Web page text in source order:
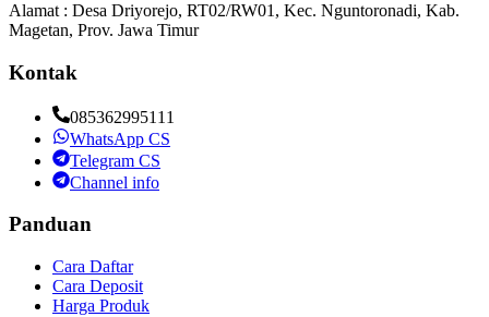
Alamat : Desa Driyorejo, RT02/RW01, Kec. Nguntoronadi, Kab.
Magetan, Prov. Jawa Timur
Kontak
085362995111
WhatsApp CS
Telegram CS
Channel info
Panduan
Cara Daftar
Cara Deposit
Harga Produk